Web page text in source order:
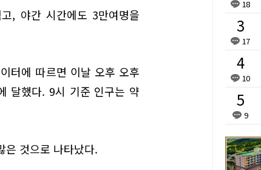
, 야간 시간에도 3만여명을
터에 따르면 이날 오후 오후
달했다. 9시 기준 인구는 약
은 것으로 나타났다.
18
17
10
9